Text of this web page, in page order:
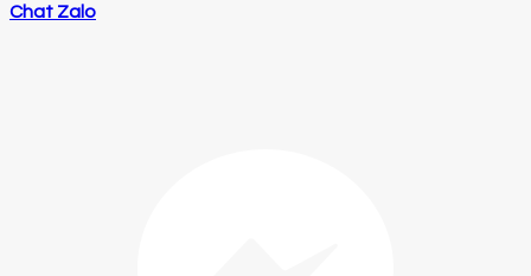
Chat Zalo